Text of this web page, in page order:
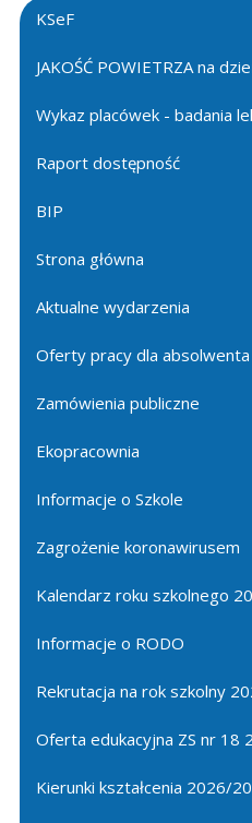
KSeF
JAKOŚĆ POWIETRZA na
Wykaz placówek - badania
Raport dostępność
BIP
Strona główna
Aktualne wydarzenia
Oferty pracy dla absolwenta
Zamówienia publiczne
Ekopracownia
Informacje o Szkole
Zagrożenie koronawirusem
Kalendarz roku szkolnego
Informacje o RODO
Rekrutacja na rok szkolny
Oferta edukacyjna ZS nr 18
Kierunki kształcenia 2026/